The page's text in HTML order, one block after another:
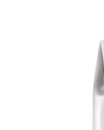
hvězdiček.